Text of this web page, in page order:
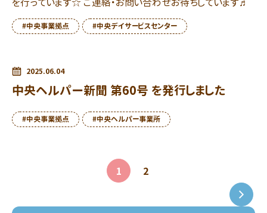
#中央事業拠点 #中央デイサービスセンター
2025.06.04
中央ヘルパー新聞 第60号 を発行しました
#中央事業拠点 #中央ヘルパー事業所
稿
1 2